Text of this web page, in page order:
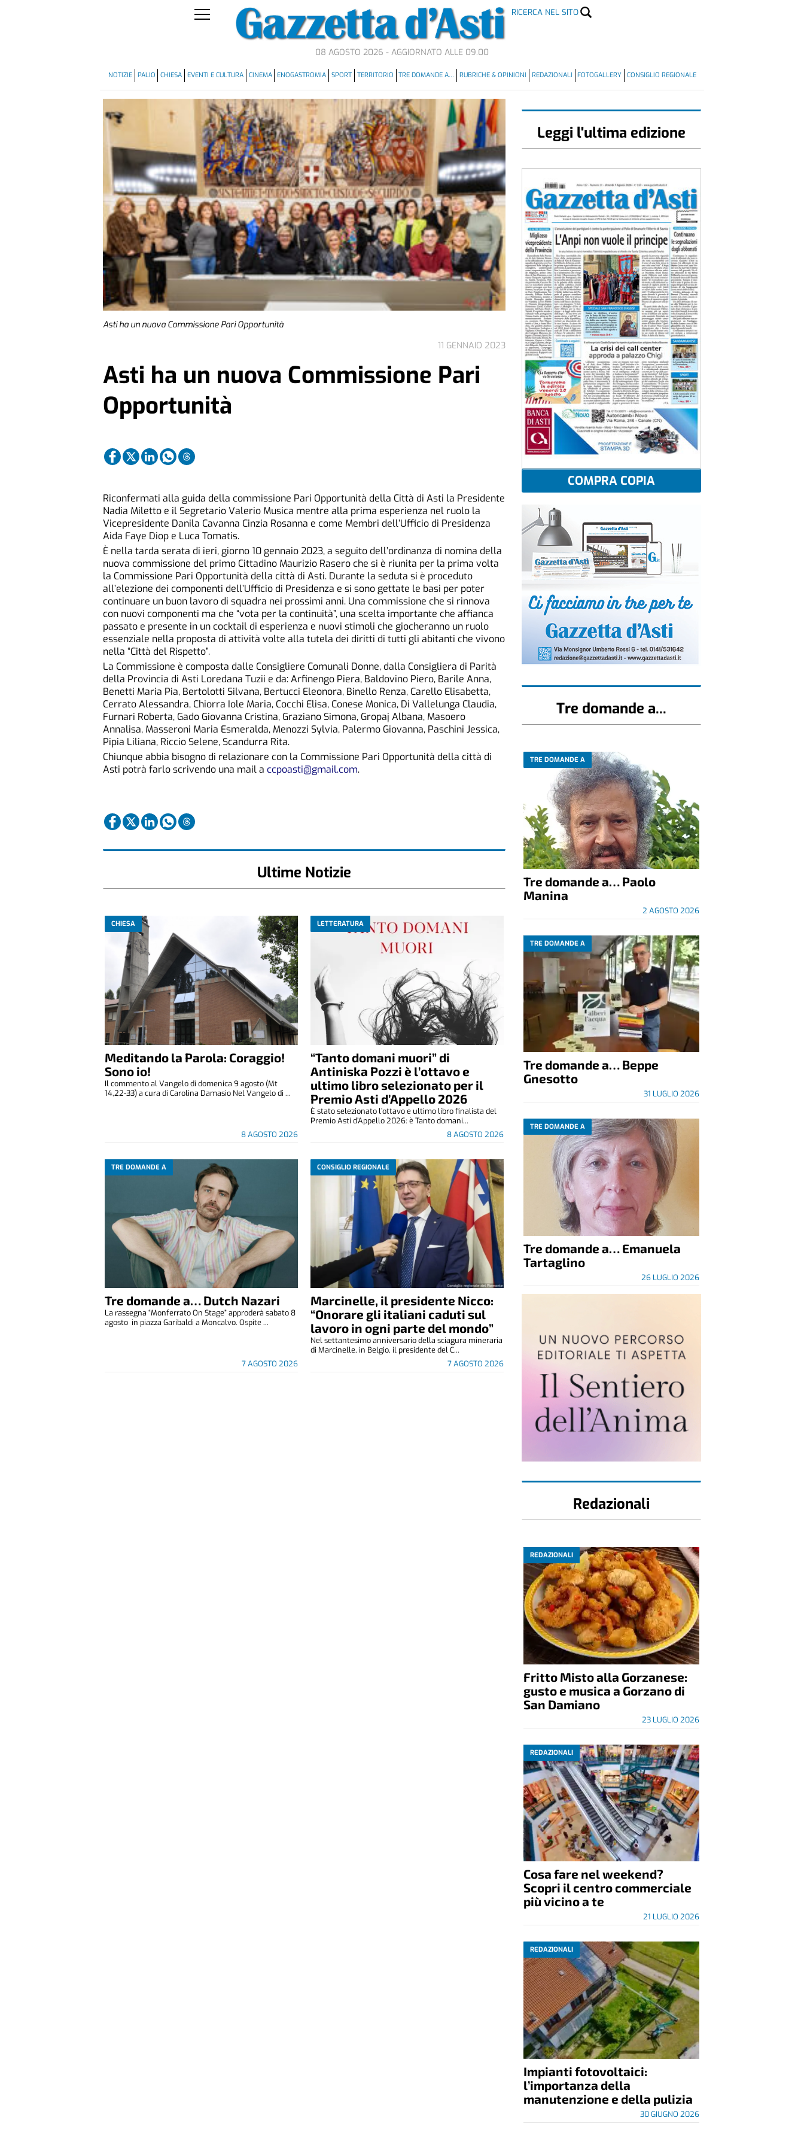
RICERCA NEL SITO
08 AGOSTO 2026 - AGGIORNATO ALLE 09.00
NOTIZIE PALIO CHIESA EVENTI E CULTURA CINEMA ENOGASTROMIA SPORT TERRITORIO TRE DOMANDE A… RUBRICHE & OPINIONI REDAZIONALI FOTOGALLERY CONSIGLIO REGIONALE
Asti ha un nuova Commissione Pari Opportunità
11 GENNAIO 2023
Asti ha un nuova Commissione Pari
Opportunità
Riconfermati alla guida della commissione Pari Opportunità della Città di Asti la Presidente
Nadia Miletto e il Segretario Valerio Musica mentre alla prima esperienza nel ruolo la
Vicepresidente Danila Cavanna Cinzia Rosanna e come Membri dell’Ufficio di Presidenza
Aida Faye Diop e Luca Tomatis.
È nella tarda serata di ieri, giorno 10 gennaio 2023, a seguito dell’ordinanza di nomina della
nuova commissione del primo Cittadino Maurizio Rasero che si è riunita per la prima volta
la Commissione Pari Opportunità della città di Asti. Durante la seduta si è proceduto
all’elezione dei componenti dell’Ufficio di Presidenza e si sono gettate le basi per poter
continuare un buon lavoro di squadra nei prossimi anni. Una commissione che si rinnova
con nuovi componenti ma che “vota per la continuità”, una scelta importante che affianca
passato e presente in un cocktail di esperienza e nuovi stimoli che giocheranno un ruolo
essenziale nella proposta di attività volte alla tutela dei diritti di tutti gli abitanti che vivono
nella “Città del Rispetto”.
La Commissione è composta dalle Consigliere Comunali Donne, dalla Consigliera di Parità
della Provincia di Asti Loredana Tuzii e da: Arfinengo Piera, Baldovino Piero, Barile Anna,
Benetti Maria Pia, Bertolotti Silvana, Bertucci Eleonora, Binello Renza, Carello Elisabetta,
Cerrato Alessandra, Chiorra Iole Maria, Cocchi Elisa, Conese Monica, Di Vallelunga Claudia,
Furnari Roberta, Gado Giovanna Cristina, Graziano Simona, Gropaj Albana, Masoero
Annalisa, Masseroni Maria Esmeralda, Menozzi Sylvia, Palermo Giovanna, Paschini Jessica,
Pipia Liliana, Riccio Selene, Scandurra Rita.
Chiunque abbia bisogno di relazionare con la Commissione Pari Opportunità della città di
Asti potrà farlo scrivendo una mail a ccpoasti@gmail.com.
Ultime Notizie
CHIESA
Meditando la Parola: Coraggio!
Sono io!
8 AGOSTO 2026
Il commento al Vangelo di domenica 9 agosto (Mt
14,22-33) a cura di Carolina Damasio Nel Vangelo di ...
LETTERATURA
“Tanto domani muori” di
Antiniska Pozzi è l’ottavo e
ultimo libro selezionato per il
Premio Asti d’Appello 2026
8 AGOSTO 2026
È stato selezionato l’ottavo e ultimo libro finalista del
Premio Asti d’Appello 2026: è Tanto domani...
TRE DOMANDE A
Tre domande a… Dutch Nazari
7 AGOSTO 2026
La rassegna “Monferrato On Stage” approderà sabato 8
agosto in piazza Garibaldi a Moncalvo. Ospite ...
CONSIGLIO REGIONALE
Marcinelle, il presidente Nicco:
“Onorare gli italiani caduti sul
lavoro in ogni parte del mondo”
7 AGOSTO 2026
Nel settantesimo anniversario della sciagura mineraria
di Marcinelle, in Belgio, il presidente del C...
Leggi l'ultima edizione
COMPRA COPIA
Tre domande a...
TRE DOMANDE A
Tre domande a… Paolo
Manina
2 AGOSTO 2026
TRE DOMANDE A
Tre domande a… Beppe
Gnesotto
31 LUGLIO 2026
TRE DOMANDE A
Tre domande a… Emanuela
Tartaglino
26 LUGLIO 2026
Redazionali
REDAZIONALI
Fritto Misto alla Gorzanese:
gusto e musica a Gorzano di
San Damiano
23 LUGLIO 2026
REDAZIONALI
Cosa fare nel weekend?
Scopri il centro commerciale
più vicino a te
21 LUGLIO 2026
REDAZIONALI
Impianti fotovoltaici:
l’importanza della
manutenzione e della pulizia
30 GIUGNO 2026